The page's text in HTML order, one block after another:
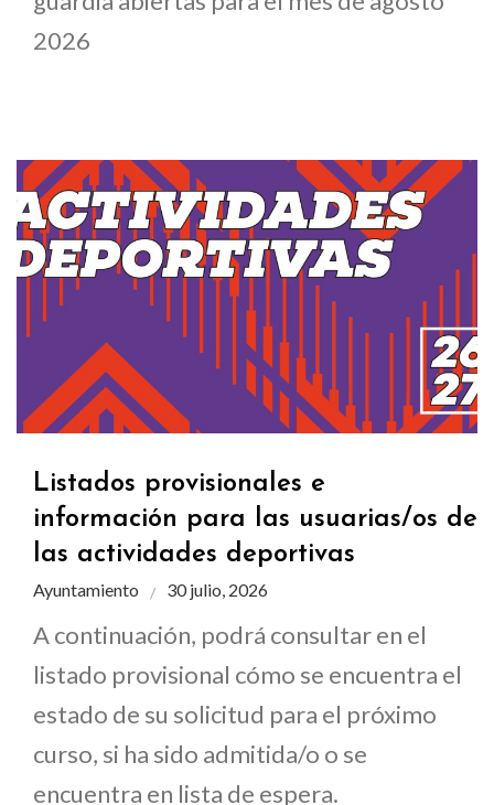
2026
Listados provisionales e
información para las usuarias/os de
las actividades deportivas
Ayuntamiento 30 julio, 2026
A continuación, podrá consultar en el
listado provisional cómo se encuentra el
estado de su solicitud para el próximo
curso, si ha sido admitida/o o se
encuentra en lista de espera.